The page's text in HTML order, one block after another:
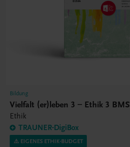
Bildung
Vielfalt (er)leben 3 – Ethik 3 BMS
Ethik
TRAUNER-DigiBox
⚠️ EIGENES ETHIK-BUDGET